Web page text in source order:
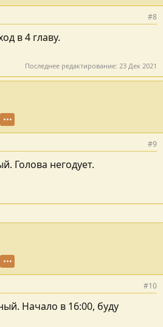
#8
в 4 главу.
Последнее редактирование: 23 Дек 2021
раздела
Тестировщик
#9
Голова негодует.
раздела
Тестировщик
#10
Начало в 16:00, буду